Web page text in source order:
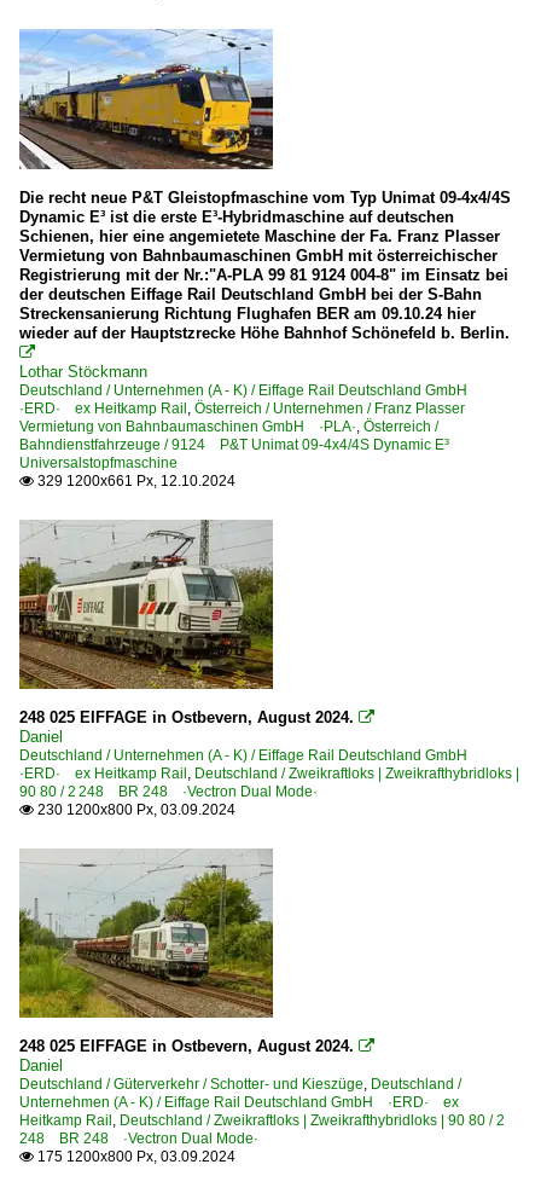
Die recht neue P&T Gleistopfmaschine vom Typ Unimat 09-4x4/4S
Dynamic E³ ist die erste E³-Hybridmaschine auf deutschen
Schienen, hier eine angemietete Maschine der Fa. Franz Plasser
Vermietung von Bahnbaumaschinen GmbH mit österreichischer
Registrierung mit der Nr.:"A-PLA 99 81 9124 004-8" im Einsatz bei
der deutschen Eiffage Rail Deutschland GmbH bei der S-Bahn
Streckensanierung Richtung Flughafen BER am 09.10.24 hier
wieder auf der Hauptstzrecke Höhe Bahnhof Schönefeld b. Berlin.

Lothar Stöckmann
Deutschland / Unternehmen (A - K) / Eiffage Rail Deutschland GmbH
·ERD· ex Heitkamp Rail Österreich / Unternehmen / Franz Plasser
Vermietung von Bahnbaumaschinen GmbH ·PLA· Österreich /
Bahndienstfahrzeuge / 9124 P&T Unimat 09-4x4/4S Dynamic E³
Universalstopfmaschine
 329 1200x661 Px, 12.10.2024
248 025 EIFFAGE in Ostbevern, August 2024. 
Daniel
Deutschland / Unternehmen (A - K) / Eiffage Rail Deutschland GmbH
·ERD· ex Heitkamp Rail Deutschland / Zweikraftloks | Zweikrafthybridloks |
90 80 / 2 248 BR 248 ·Vectron Dual Mode·
 230 1200x800 Px, 03.09.2024
248 025 EIFFAGE in Ostbevern, August 2024. 
Daniel
Deutschland / Güterverkehr / Schotter- und Kieszüge Deutschland /
Unternehmen (A - K) / Eiffage Rail Deutschland GmbH ·ERD· ex
Heitkamp Rail Deutschland / Zweikraftloks | Zweikrafthybridloks | 90 80 / 2
248 BR 248 ·Vectron Dual Mode·
 175 1200x800 Px, 03.09.2024